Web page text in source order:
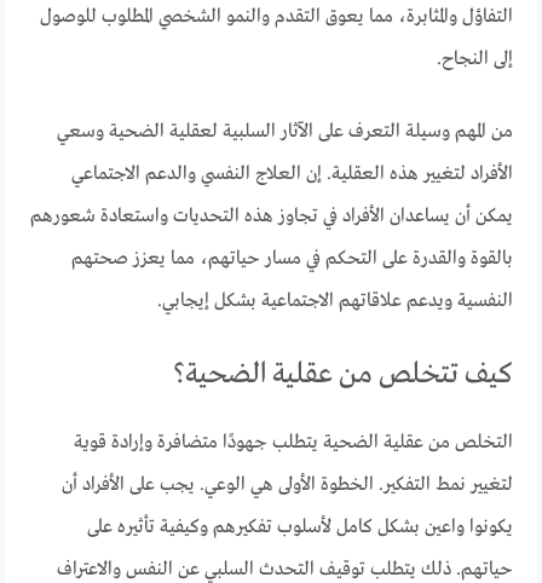
التفاؤل والمثابرة، مما يعوق التقدم والنمو الشخصي المطلوب للوصول
إلى النجاح.
من المهم وسيلة التعرف على الآثار السلبية لعقلية الضحية وسعي
الأفراد لتغيير هذه العقلية. إن العلاج النفسي والدعم الاجتماعي
يمكن أن يساعدان الأفراد في تجاوز هذه التحديات واستعادة شعورهم
بالقوة والقدرة على التحكم في مسار حياتهم، مما يعزز صحتهم
النفسية ويدعم علاقاتهم الاجتماعية بشكل إيجابي.
كيف تتخلص من عقلية الضحية؟
التخلص من عقلية الضحية يتطلب جهودًا متضافرة وإرادة قوية
لتغيير نمط التفكير. الخطوة الأولى هي الوعي. يجب على الأفراد أن
يكونوا واعين بشكل كامل لأسلوب تفكيرهم وكيفية تأثيره على
حياتهم. ذلك يتطلب توقيف التحدث السلبي عن النفس والاعتراف